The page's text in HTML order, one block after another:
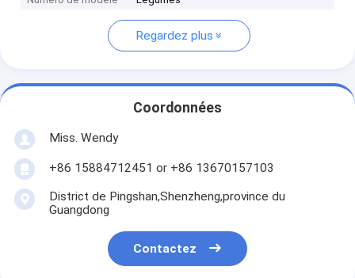
Regardez plus
Coordonnées
Miss. Wendy
+86 15884712451 or +86 13670157103
District de Pingshan,Shenzheng,province du
Guangdong
Contactez